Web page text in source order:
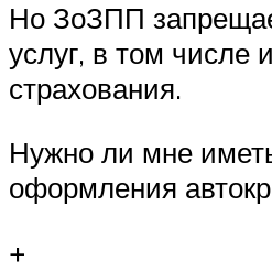
Но ЗоЗПП
услуг, в том числе
страхования.
Нужно ли мне
оформления
+